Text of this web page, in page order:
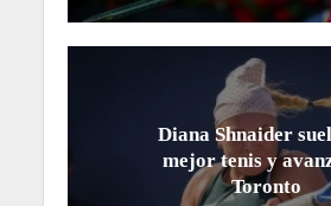
Diana Shnaider
mejor tenis y
Toronto